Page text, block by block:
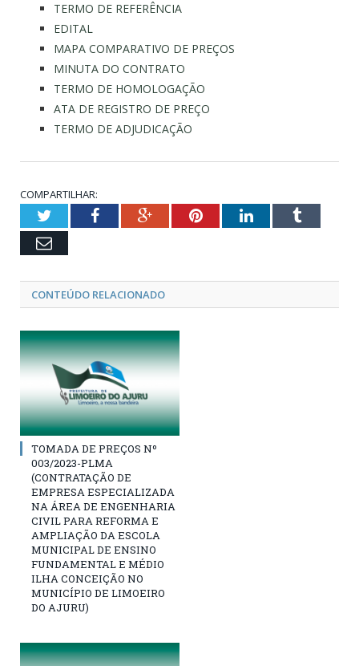
TERMO DE REFERÊNCIA
EDITAL
MAPA COMPARATIVO DE PREÇOS
MINUTA DO CONTRATO
TERMO DE HOMOLOGAÇÃO
ATA DE REGISTRO DE PREÇO
TERMO DE ADJUDICAÇÃO
COMPARTILHAR:
TwitterFacebookGoogle+PinterestLinkedInTumblr
Email
CONTEÚDO RELACIONADO
TOMADA DE PREÇOS Nº
003/2023-PLMA
(CONTRATAÇÃO DE
EMPRESA ESPECIALIZADA
NA ÁREA DE ENGENHARIA
CIVIL PARA REFORMA E
AMPLIAÇÃO DA ESCOLA
MUNICIPAL DE ENSINO
FUNDAMENTAL E MÉDIO
ILHA CONCEIÇÃO NO
MUNICÍPIO DE LIMOEIRO
DO AJURU)